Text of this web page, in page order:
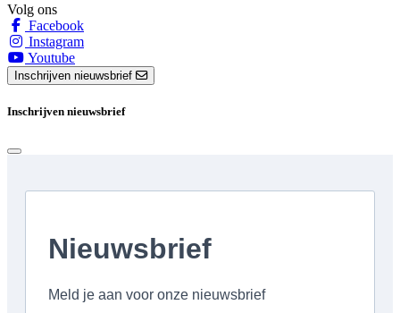
Volg ons
Facebook
Instagram
Youtube
Inschrijven nieuwsbrief
Inschrijven nieuwsbrief